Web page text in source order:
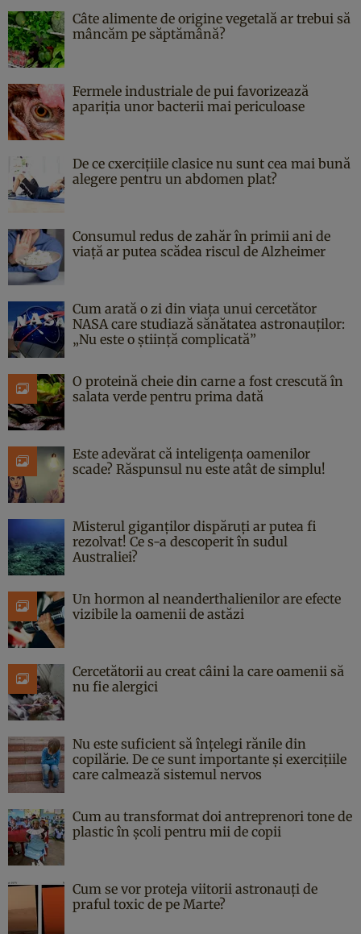
Câte alimente de origine vegetală ar trebui să
mâncăm pe săptămână?
Fermele industriale de pui favorizează
apariția unor bacterii mai periculoase
De ce cxercițiile clasice nu sunt cea mai bună
alegere pentru un abdomen plat?
Consumul redus de zahăr în primii ani de
viață ar putea scădea riscul de Alzheimer
Cum arată o zi din viața unui cercetător
NASA care studiază sănătatea astronauților:
„Nu este o știință complicată”
O proteină cheie din carne a fost crescută în
salata verde pentru prima dată
Este adevărat că inteligența oamenilor
scade? Răspunsul nu este atât de simplu!
Misterul giganților dispăruți ar putea fi
rezolvat! Ce s-a descoperit în sudul
Australiei?
Un hormon al neanderthalienilor are efecte
vizibile la oamenii de astăzi
Cercetătorii au creat câini la care oamenii să
nu fie alergici
Nu este suficient să înțelegi rănile din
copilărie. De ce sunt importante și exercițiile
care calmează sistemul nervos
Cum au transformat doi antreprenori tone de
plastic în școli pentru mii de copii
Cum se vor proteja viitorii astronauți de
praful toxic de pe Marte?